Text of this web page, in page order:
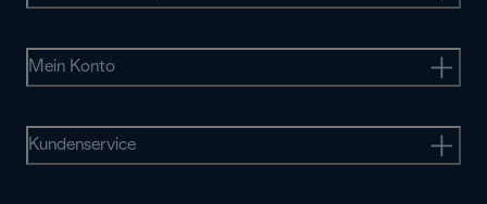
Mein Konto
Kundenservice